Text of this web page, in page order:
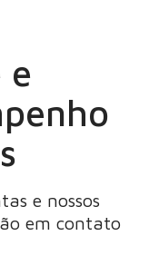
e
e nossos
em contato